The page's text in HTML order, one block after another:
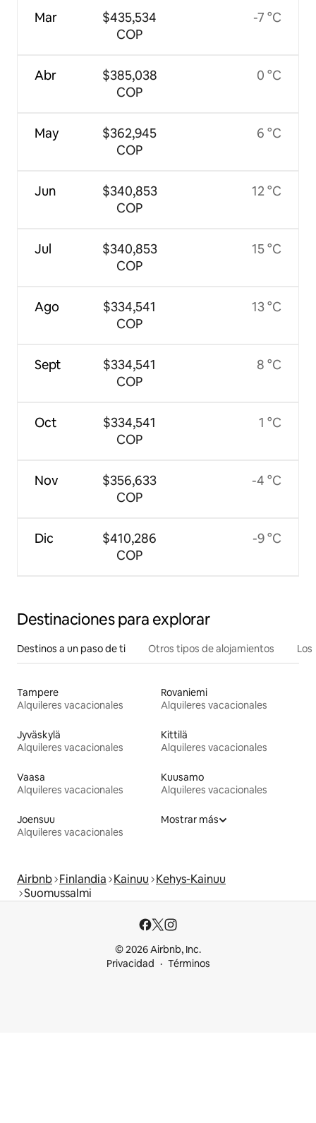
Mar
Abr
May
Jun
Jul
Ago
Sept
Oct
Nov
Dic
$435,534
COP
$385,038
COP
$362,945
COP
$340,853
COP
$340,853
COP
$334,541
COP
$334,541
COP
$334,541
COP
$356,633
COP
$410,286
COP
-7 °C
0 °C
6 °C
12 °C
15 °C
13 °C
8 °C
1 °C
-4 °C
-9 °C
Destinaciones para explorar
Destinos a un paso de ti Otros tipos de alojamientos
Tampere
Alquileres vacacionales
Rovaniemi
Alquileres vacacionales
Jyväskylä
Alquileres vacacionales
Kittilä
Alquileres vacacionales
Vaasa
Alquileres vacacionales
Kuusamo
Alquileres vacacionales
Joensuu
Alquileres vacacionales
Mostrar más
Airbnb Finlandia Kainuu Kehys-Kainuu
Suomussalmi
© 2026 Airbnb, Inc.
Privacidad
Términos